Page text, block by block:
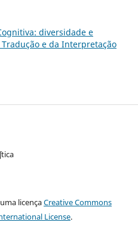
diversidade e
e da Interpretação
licençaCreative Commons
License.